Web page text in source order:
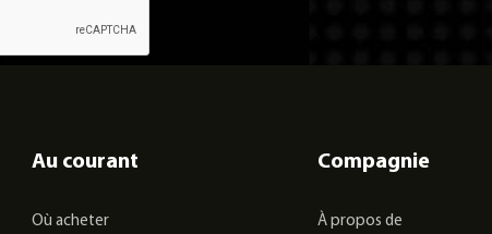
Au courant
Où acheter
Compagnie
À propos de